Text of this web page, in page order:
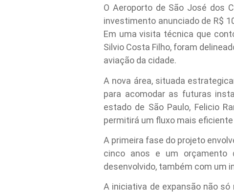
O Aeroporto de São José dos
investimento anunciado de R$
Em uma visita técnica que
Silvio Costa Filho, foram
aviação da cidade.
A nova área, situada
para acomodar as futuras
estado de São Paulo, Felicio
permitirá um fluxo mais
A primeira fase do projeto
cinco anos e um orçamento
desenvolvido, também com um
A iniciativa de expansão não